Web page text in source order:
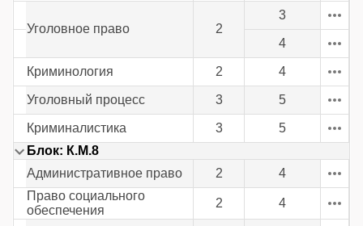
Уголовное право 2
3
4
Криминология 2 4
Уголовный процесс 3 5
Криминалистика 3
5
Блок: К.М.8
Административное право
2
4
Право социального
обеспечения
2 4